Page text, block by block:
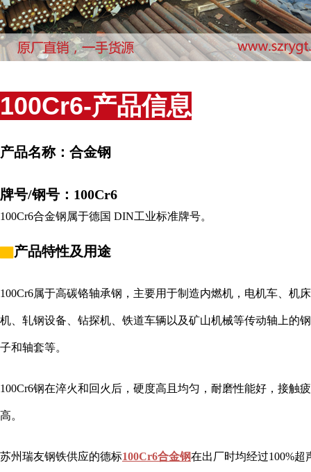
100Cr6-产品信息
产品名称：合金钢
牌号/钢号：100Cr6
100Cr6合金钢属于德国 DIN工业标准牌号。
▇产品特性及用途
100Cr6属于高碳铬轴承钢，主要用于制造内燃机，电机车、机
机、轧钢设备、钻探机、铁道车辆以及矿山机械等传动轴上的
子和轴套等。
100Cr6钢在淬火和回火后，硬度高且均匀，耐磨性能好，接触
高。
苏州瑞友钢铁供应的德标100Cr6合金钢在出厂时均经过100%超